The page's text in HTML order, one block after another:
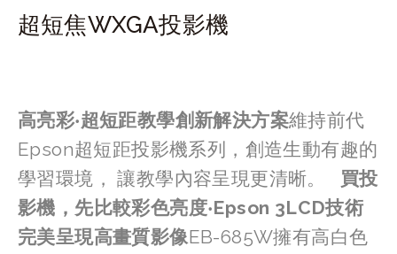
超短焦WXGA投影機
高亮彩‧超短距教學創新解決方案維持前代
Epson超短距投影機系列，創造生動有趣的
學習環境， 讓教學內容呈現更清晰。 買投
影機，先比較彩色亮度‧Epson 3LCD技術
完美呈現高畫質影像EB-685W擁有高白色